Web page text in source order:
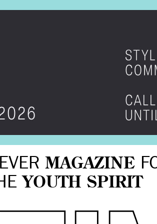
MAGAZINE
YOUTH SPIRIT